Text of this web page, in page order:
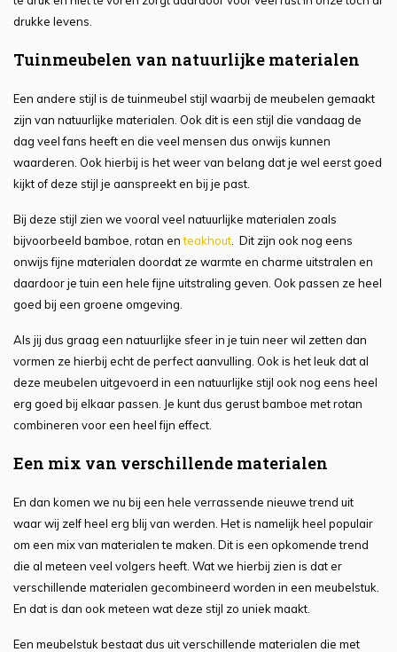
drukke levens.
Tuinmeubelen van natuurlijke materialen
Een andere stijl is de tuinmeubel stijl waarbij de meubelen gemaakt
zijn van natuurlijke materialen. Ook dit is een stijl die vandaag de
dag veel fans heeft en die veel mensen dus onwijs kunnen
waarderen. Ook hierbij is het weer van belang dat je wel eerst goed
kijkt of deze stijl je aanspreekt en bij je past.
Bij deze stijl zien we vooral veel natuurlijke materialen zoals
bijvoorbeeld bamboe, rotan enteakhout . Dit zijn ook nog eens
onwijs fijne materialen doordat ze warmte en charme uitstralen en
daardoor je tuin een hele fijne uitstraling geven. Ook passen ze heel
goed bij een groene omgeving.
Als jij dus graag een natuurlijke sfeer in je tuin neer wil zetten dan
vormen ze hierbij echt de perfect aanvulling. Ook is het leuk dat al
deze meubelen uitgevoerd in een natuurlijke stijl ook nog eens heel
erg goed bij elkaar passen. Je kunt dus gerust bamboe met rotan
combineren voor een heel fijn effect.
Een mix van verschillende materialen
En dan komen we nu bij een hele verrassende nieuwe trend uit
waar wij zelf heel erg blij van werden. Het is namelijk heel populair
om een mix van materialen te maken. Dit is een opkomende trend
die al meteen veel volgers heeft. Wat we hierbij zien is dat er
verschillende materialen gecombineerd worden in een meubelstuk.
En dat is dan ook meteen wat deze stijl zo uniek maakt.
Een meubelstuk bestaat dus uit verschillende materialen die met